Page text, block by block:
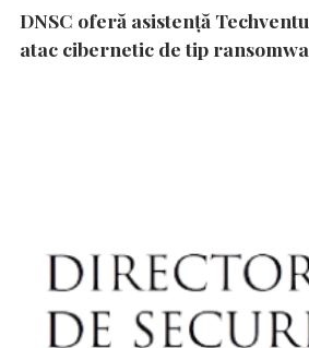
DNSC oferă asistență
atac cibernetic de tip